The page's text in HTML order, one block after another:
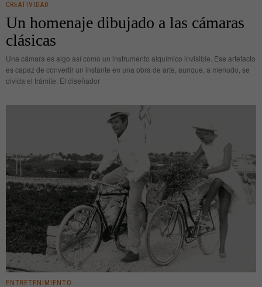
CREATIVIDAD
Un homenaje dibujado a las cámaras
clásicas
Una cámara es algo así como un instrumento alquímico invisible. Ese artefacto
es capaz de convertir un instante en una obra de arte, aunque, a menudo, se
olvida el trámite. El diseñador
ENTRETENIMIENTO